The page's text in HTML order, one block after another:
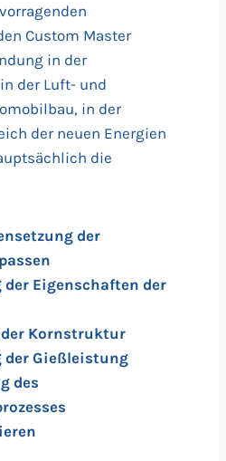
Custom Master
in der
der Luft- und
in der
der neuen Energien
die
der
der Eigenschaften der
Kornstruktur
der Gießleistung
des